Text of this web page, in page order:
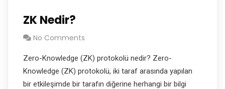
ZK Nedir?
No Comments
Zero-Knowledge (ZK) protokolü nedir? Zero-
Knowledge (ZK) protokolü, iki taraf arasında yapılan
bir etkileşimde bir tarafın diğerine herhangi bir bilgi